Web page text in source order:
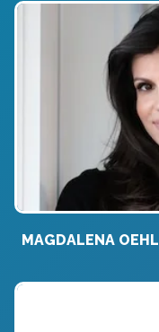
MAGDALENA OEHL